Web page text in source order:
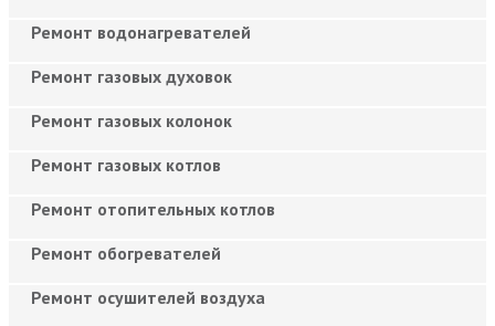
Ремонт водонагревателей
Ремонт газовых духовок
Ремонт газовых колонок
Ремонт газовых котлов
Ремонт отопительных котлов
Ремонт обогревателей
Ремонт осушителей воздуха